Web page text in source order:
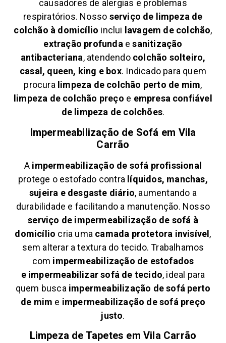
causadores de alergias e problemas
respiratórios. Nosso serviço de limpeza de
colchão à domicílio inclui lavagem de colchão,
extração profunda esanitização
antibacteriana, atendendo colchão solteiro,
casal, queen, king e box. Indicado para quem
procura limpeza de colchão perto de mim,
limpeza de colchão preço e empresa confiável
de limpeza de colchões.
Impermeabilização de Sofá em Vila
Carrão
A impermeabilização de sofá profissional
protege o estofado contra líquidos, manchas,
sujeira e desgaste diário, aumentando a
durabilidade e facilitando a manutenção. Nosso
serviço de impermeabilização de sofá à
domicílio cria uma camada protetora invisível,
sem alterar a textura do tecido. Trabalhamos
com impermeabilização de estofados
e impermeabilizar sofá de tecido, ideal para
quem busca impermeabilização de sofá perto
de mim e impermeabilização de sofá preço
justo.
Limpeza de Tapetes emVila Carrão